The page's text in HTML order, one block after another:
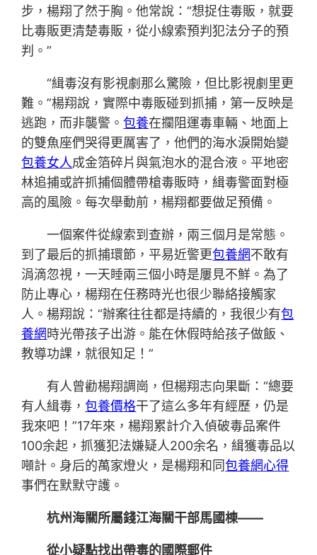
步，楊翔了然于胸。他常說：“想捉住毒販，就要
比毒販更清楚毒販，從小線索預判犯法分子的預
判。”
“緝毒沒有影視劇那么驚險，但比影視劇里更
難。”楊翔說，實際中毒販碰到抓捕，第一反映是
逃跑，而非襲警。包養在攔阻運毒車輛、地面上
的雙魚座們哭得更厲害了，他們的海水淚開始變
包養女人成金箔碎片與氣泡水的混合液。平地密
林追捕或許抓捕個體帶槍毒販時，緝毒警面對極
高的風險。每次舉動前，楊翔都要做足預備。
一個案件從線索到查辦，兩三個月是常態。
到了最后的抓捕環節，平易近警更包養網不敢有
涓滴忽視，一天睡兩三個小時是屢見不鮮。為了
防止專心，楊翔在任務時光也很少聯絡接觸家
人。楊翔說：“辦案往往都是持續的，我很少有包
養網時光帶孩子出游。能在休假時給孩子做飯、
教導功課，就很知足！”
有人曾勸楊翔調崗，但楊翔志向果斷：“總要
有人緝毒，包養價格干了這么多年有經歷，仍是
我來吧！”17年來，楊翔累計介入偵破毒品案件
100余起，抓獲犯法嫌疑人200余名，緝獲毒品以
噸計。身后的萬家燈火，是楊翔和同包養網心得
事們在默默守護。
杭州海關所屬錢江海關干部馬國棟——
從小疑點找出帶毒的國際郵件